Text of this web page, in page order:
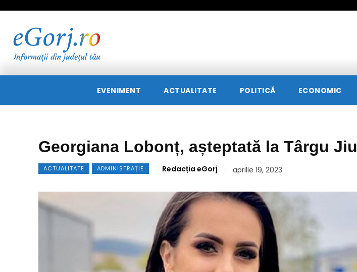
EVENIMENT ACTUALITATE POLITICĂ ECONOMIC
Georgiana Lobonț, așteptată la Târgu Jiu
ACTUALITATE ADMINISTRAȚIE Redacția eGorj aprilie 19, 2023